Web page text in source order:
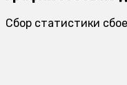
Сбор статистики